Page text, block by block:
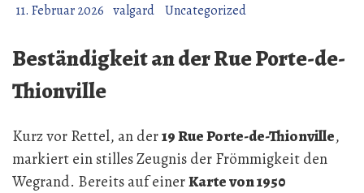
11. Februar 2026 valgard Uncategorized
Beständigkeit an der Rue Porte-de-
Thionville
Kurz vor Rettel, an der19 Rue Porte-de-Thionville,
markiert ein stilles Zeugnis der Frömmigkeit den
Wegrand. Bereits auf einerKarte von 1950